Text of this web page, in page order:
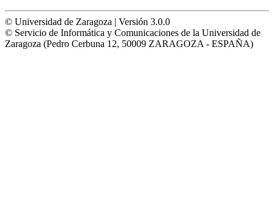
© Universidad de Zaragoza | Versión 3.0.0
© Servicio de Informática y Comunicaciones de la Universidad de
Zaragoza (Pedro Cerbuna 12, 50009 ZARAGOZA - ESPAÑA)